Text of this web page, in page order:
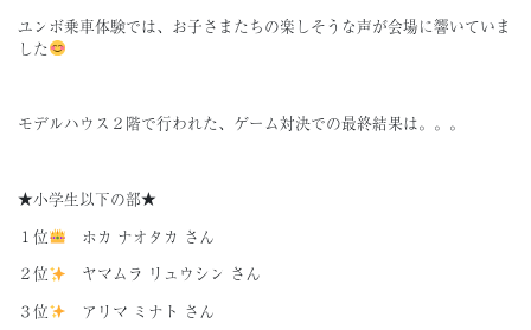
ユンボ乗車体験では、お子さまたちの楽しそうな声が会場に響いていま
した
モデルハウス２階で行われた、ゲーム対決での最終結果は。。。
★小学生以下の部★
１位
ホカ ナオタカ さん
２位
ヤマムラ リュウシン さん
３位
アリマ ミナト さん